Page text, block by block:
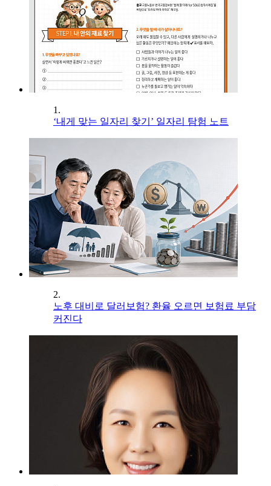
1.
‘내게 맞는 일자리 찾기’ 일자리 탐험 노트
2.
노후 대비로 달러보험? 환율 오르면 보험료 부담
커진다